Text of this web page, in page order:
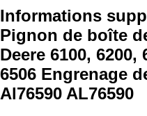
Informations
Pignon de boîte
Deere 6100, 6200,
6506 Engrenage
Al76590 AL76590